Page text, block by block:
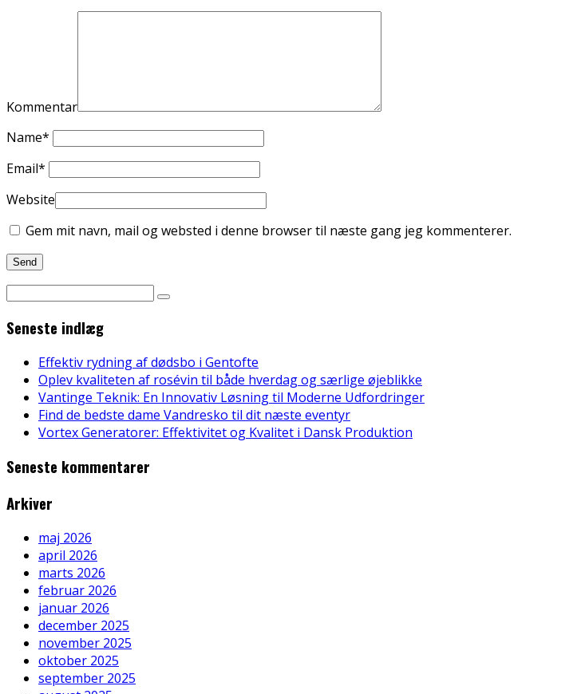
Kommentar
Name*
Email*
Website
Gem mit navn, mail og websted i denne browser til næste gang jeg kommenterer.
Seneste indlæg
Effektiv rydning af dødsbo i Gentofte
Oplev kvaliteten af rosévin til både hverdag og særlige øjeblikke
Vantinge Teknik: En Innovativ Løsning til Moderne Udfordringer
Find de bedste dame Vandresko til dit næste eventyr
Vortex Generatorer: Effektivitet og Kvalitet i Dansk Produktion
Seneste kommentarer
Arkiver
maj 2026
april 2026
marts 2026
februar 2026
januar 2026
december 2025
november 2025
oktober 2025
september 2025